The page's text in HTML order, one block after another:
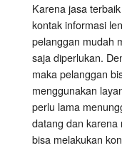
Karena jasa
kontak informasi
pelanggan mudah
saja diperlukan.
maka pelanggan
menggunakan
perlu lama
datang dan karena
bisa melakukan